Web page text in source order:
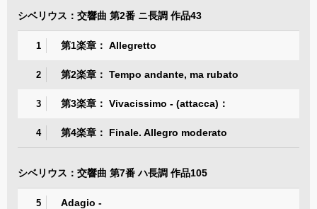
シベリウス：交響曲 第2番 ニ長調 作品43
1 第1楽章： Allegretto
2 第2楽章： Tempo andante, ma rubato
3 第3楽章： Vivacissimo - (attacca)：
4 第4楽章： Finale. Allegro moderato
シベリウス：交響曲 第7番 ハ長調 作品105
5 Adagio -